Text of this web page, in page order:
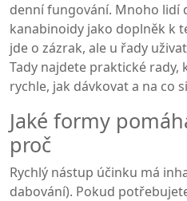
denní fungování. Mnoho lidí
kanabinoidy jako doplněk k
jde o zázrak, ale u řady
Tady najdete praktické
rychle, jak dávkovat a na co
Jaké formy
proč
Rychlý nástup účinku má
dabování). Pokud